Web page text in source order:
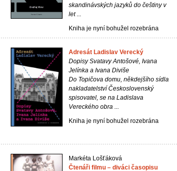
skandinávských jazyků do češtiny v
let ...
Kniha je nyní bohužel rozebrána
Adresát Ladislav Verecký
Dopisy Svatavy Antošové, Ivana
Jelínka a Ivana Diviše
Do Topičova domu, někdejšího sídla
nakladatelství Československý
spisovatel, se na Ladislava
Vereckého obra ...
Kniha je nyní bohužel rozebrána
Markéta Lošťáková
Čtenáři filmu – diváci časopisu